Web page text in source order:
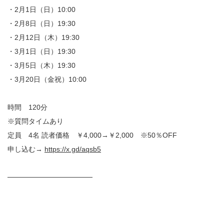
・2月1日（日）10:00
・2月8日（日）19:30
・2月12日（木）19:30
・3月1日（日）19:30
・3月5日（木）19:30
・3月20日（金祝）10:00
時間 120分
※質問タイムあり
定員 4名 読者価格 ￥4,000→￥2,000 ※50％OFF
申し込む→ https://x.gd/aqsb5
─────────────────